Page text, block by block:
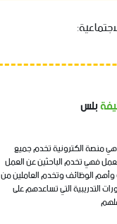
بلس
منصة الكترونية تخدم جميع
فهي تخدم الباحثين عن العمل
الوظائف وتخدم العاملين من
التدريبية التي تساعدهم على